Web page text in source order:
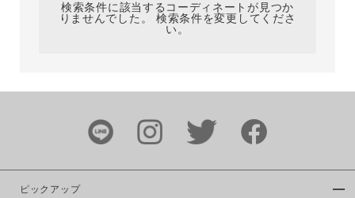
ブランド
検索条件に該当するコーディネートが見つか
りませんでした。 検索条件を変更してくださ
い。
ピックアップ